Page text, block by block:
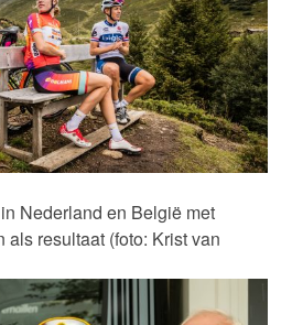
Nederland en België met
resultaat (foto: Krist van